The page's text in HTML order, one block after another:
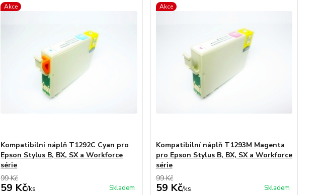
Akce
Kompatibilní náplň T1292C Cyan pro
Epson Stylus B, BX, SX a Workforce
série
99 Kč
59 Kč/ks Skladem
Akce
Kompatibilní náplň T1293M Magenta
pro Epson Stylus B, BX, SX a Workforce
série
99 Kč
59 Kč/ks Skladem